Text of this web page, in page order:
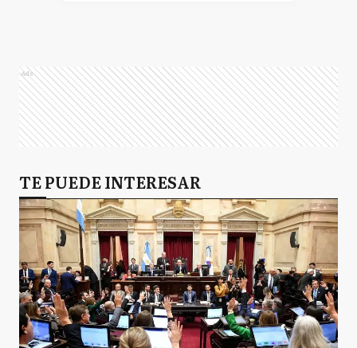
Ads
TE PUEDE INTERESAR